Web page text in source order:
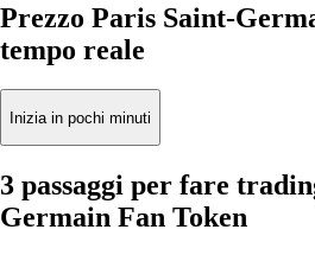
Prezzo Paris Saint-
tempo reale
Inizia in pochi minuti
3 passaggi per fare
Germain Fan Token